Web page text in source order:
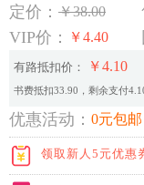
定价： ￥38.00
VIP价： ￥4.40
有路抵扣价： ￥4.10
书费抵扣33.90，剩余支付
优惠活动： 0元包邮
领取新人5元优惠